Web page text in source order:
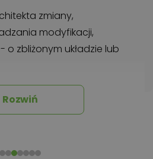
zmiany,
modyfikacji,
zbliżonym układzie lub
budowy domu według
- np. wymiary
Rozwiń